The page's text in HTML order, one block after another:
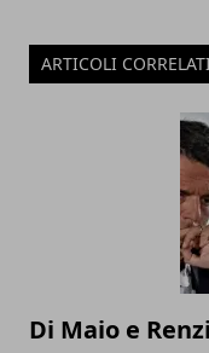
ARTICOLI
Di Maio e